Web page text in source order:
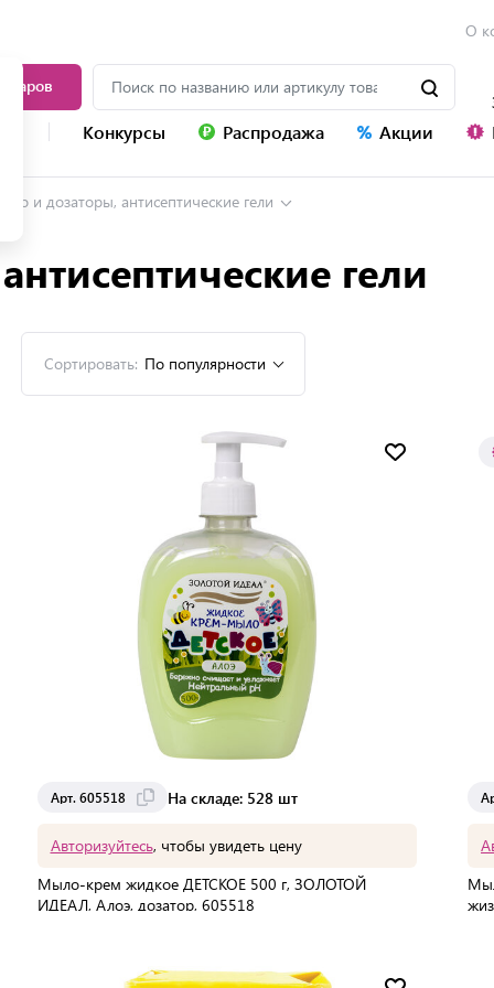
О
Конкурсы Распродажа Акции
и дозаторы, антисептические гели
гели
Сортировать: По популярности
Арт. 605518 На складе: 528 шт
Авторизуйтесь, чтобы увидеть цену
Мыло-крем жидкое ДЕТСКОЕ 500 г, ЗОЛОТОЙ
ИДЕАЛ, Алоэ, дозатор, 605518